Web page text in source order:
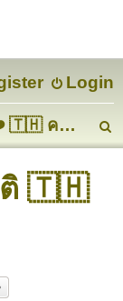
Login
❤️ 🇹🇭 คนไทยรักชาติ 🇹🇭 ❤️
ติ 🇹🇭